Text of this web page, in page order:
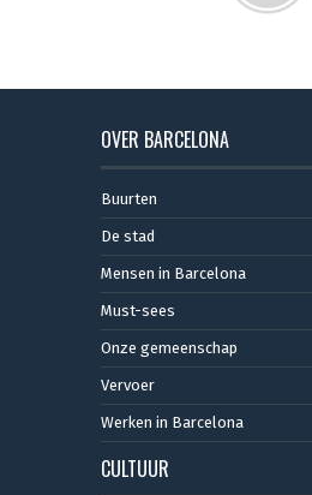
OVER BARCELONA
Buurten
De stad
Mensen in Barcelona
Must-sees
Onze gemeenschap
Vervoer
Werken in Barcelona
CULTUUR